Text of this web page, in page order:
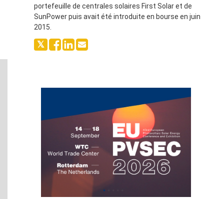
portefeuille de centrales solaires First Solar et de
SunPower puis avait été introduite en bourse en juin
2015.